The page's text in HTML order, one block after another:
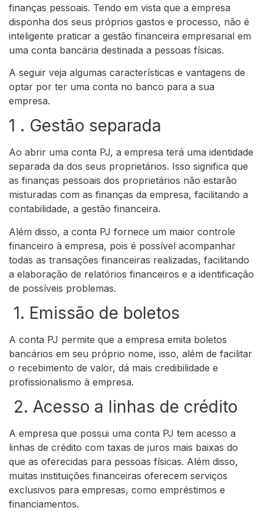
finanças pessoais. Tendo em vista que a empresa
disponha dos seus próprios gastos e processo, não é
inteligente praticar a gestão financeira empresarial em
uma conta bancária destinada a pessoas físicas.
A seguir veja algumas características e vantagens de
optar por ter uma conta no banco para a sua
empresa.
1 . Gestão separada
Ao abrir uma conta PJ, a empresa terá uma identidade
separada da dos seus proprietários. Isso significa que
as finanças pessoais dos proprietários não estarão
misturadas com as finanças da empresa, facilitando a
contabilidade, a gestão financeira.
Além disso, a conta PJ fornece um maior controle
financeiro à empresa, pois é possível acompanhar
todas as transações financeiras realizadas, facilitando
a elaboração de relatórios financeiros e a identificação
de possíveis problemas.
1. Emissão de boletos
A conta PJ permite que a empresa emita boletos
bancários em seu próprio nome, isso, além de facilitar
o recebimento de valor, dá mais credibilidade e
profissionalismo à empresa.
2. Acesso a linhas de crédito
A empresa que possui uma conta PJ tem acesso a
linhas de crédito com taxas de juros mais baixas do
que as oferecidas para pessoas físicas. Além disso,
muitas instituições financeiras oferecem serviços
exclusivos para empresas, como empréstimos e
financiamentos.